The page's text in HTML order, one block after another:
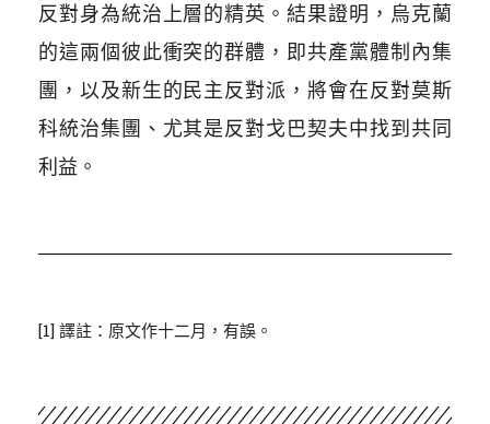
反對身為統治上層的精英。結果證明，烏克蘭
的這兩個彼此衝突的群體，即共產黨體制內集
團，以及新生的民主反對派，將會在反對莫斯
科統治集團、尤其是反對戈巴契夫中找到共同
利益。
[1] 譯註：原文作十二月，有誤。